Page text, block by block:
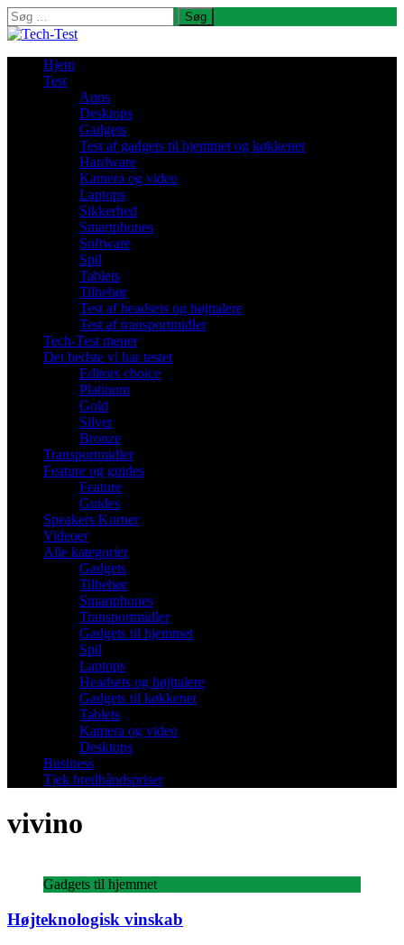
Søg
efter:
Hjem
Test
Apps
Desktops
Gadgets
Test af gadgets til hjemmet og køkkenet
Hardware
Kamera og video
Laptops
Sikkerhed
Smartphones
Software
Spil
Tablets
Tilbehør
Test af headsets og højttalere
Test af transportmidler
Tech-Test mener
Det bedste vi har testet
Editors choice
Platinum
Gold
Silver
Bronze
Transportmidler
Feature og guides
Feature
Guides
Speakers Korner
Videoer
Alle kategorier
Gadgets
Tilbehør
Smartphones
Transportmidler
Gadgets til hjemmet
Spil
Laptops
Headsets og højttalere
Gadgets til køkkenet
Tablets
Kamera og video
Desktops
Business
Tjek bredbåndspriser
vivino
Gadgets til hjemmet
Højteknologisk vinskab